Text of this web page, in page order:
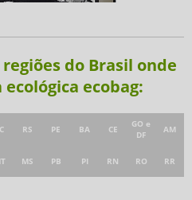
do Brasil onde
ecológica ecobag:
RS PE BA CE
GO e
DF
AM
MS PB PI RN RO RR